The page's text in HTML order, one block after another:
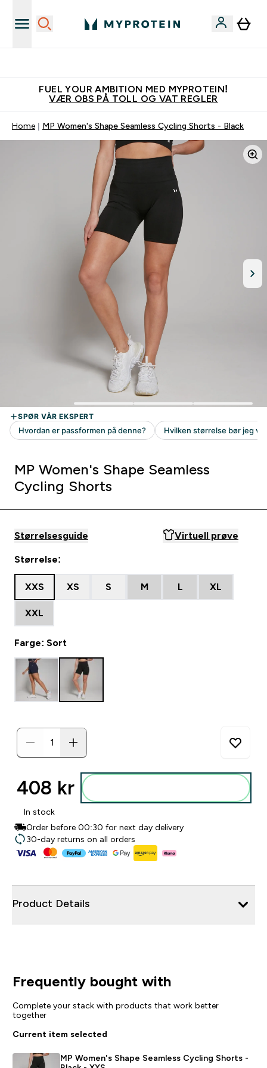
FUEL YOUR AMBITION MED MYPROTEIN!
VÆR OBS PÅ TOLL OG VAT REGLER
Home MP Women's Shape Seamless Cycling Shorts - Black
MP Women's Shape Seamless
Cycling Shorts
Størrelsesguide Virtuell prøve
Størrelse:
XXS XS S M L XL
XXL
Farge: Sort
408 kr‎
In stock
Order before 00:30 for next day delivery
30-day returns on all orders
Product Details
Frequently bought with
Complete your stack with products that work better
together
Current item selected
MP Women's Shape Seamless Cycling Shorts -